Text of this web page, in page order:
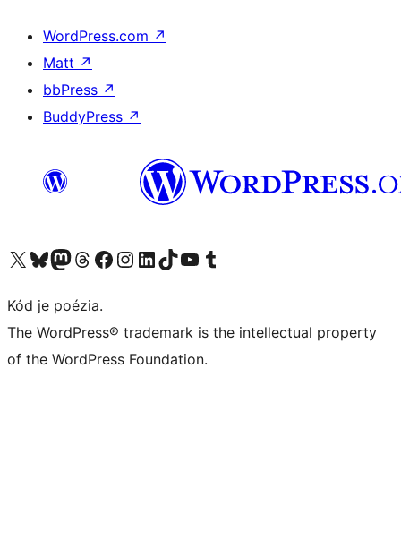
WordPress.com ↗
Matt ↗
bbPress ↗
BuddyPress ↗
Navštívte náš účet na X (predtým Twitter)
Navštívte náš účet na platforme Bluesky
Navštívte náš účet na Mastodone
Navštívte náš účet na platforme Threads
Navštívte našu stránku na Facebooku
Navštívte náš účet Instagram
Navštívte náš účet LinkedIn
Navštívte náš účet na platforme TikTok
Navštívte náš kanál YouTube
Navštívte náš účet na platforme Tumblr
Kód je poézia.
The WordPress® trademark is the intellectual property
of the WordPress Foundation.